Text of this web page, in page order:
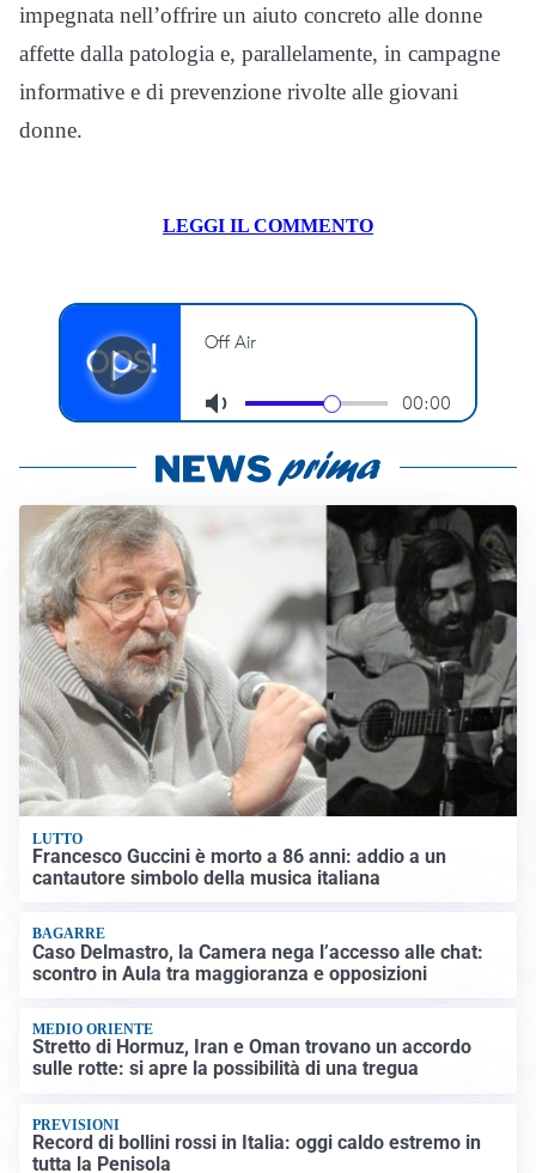
impegnata nell’offrire un aiuto concreto alle donne
affette dalla patologia e, parallelamente, in campagne
informative e di prevenzione rivolte alle giovani
donne.
LEGGI IL COMMENTO
LUTTO
Francesco Guccini è morto a 86 anni: addio a un
cantautore simbolo della musica italiana
BAGARRE
Caso Delmastro, la Camera nega l’accesso alle chat:
scontro in Aula tra maggioranza e opposizioni
MEDIO ORIENTE
Stretto di Hormuz, Iran e Oman trovano un accordo
sulle rotte: si apre la possibilità di una tregua
PREVISIONI
Record di bollini rossi in Italia: oggi caldo estremo in
tutta la Penisola